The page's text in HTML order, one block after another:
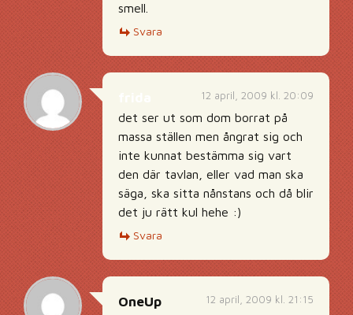
smell.
Svara
12 april, 2009 kl. 20:09
det ser ut som dom borrat på
massa ställen men ångrat sig och
inte kunnat bestämma sig vart
den där tavlan, eller vad man ska
säga, ska sitta nånstans och då blir
det ju rätt kul hehe :)
Svara
12 april, 2009 kl. 21:15
OneUp